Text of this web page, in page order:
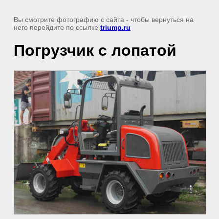
Вы смотрите фотографию с сайта - чтобы вернуться на
него перейдите по ссылке triump.ru
Погрузчик с лопатой